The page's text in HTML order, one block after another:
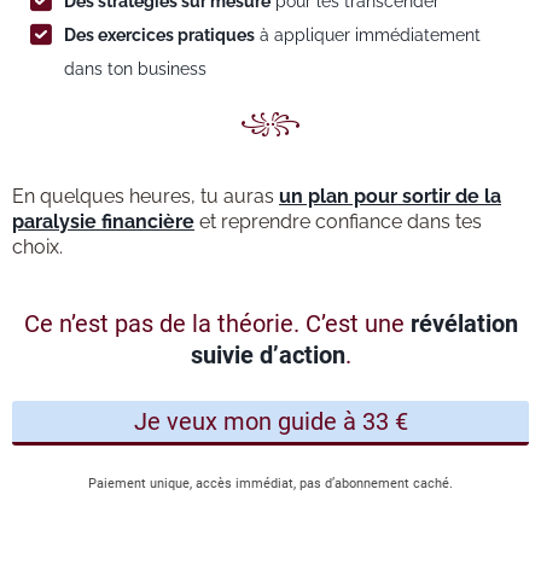
Des exercices pratiques à appliquer immédiatement
dans ton business
꧁꧂
En quelques heures, tu auras un plan pour sortir de la
paralysie financière et reprendre confiance dans tes
choix.
Ce n’est pas de la théorie. C’est une révélation
suivie d’action.
Je veux mon guide à 33 €
Paiement unique, accès immédiat, pas d’abonnement caché.